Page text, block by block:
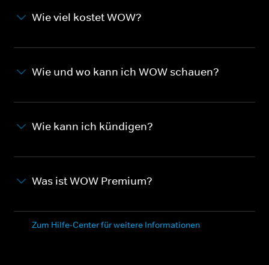
Wie viel kostet WOW?
Wie und wo kann ich WOW schauen?
Wie kann ich kündigen?
Was ist WOW Premium?
Zum Hilfe-Center für weitere Informationen